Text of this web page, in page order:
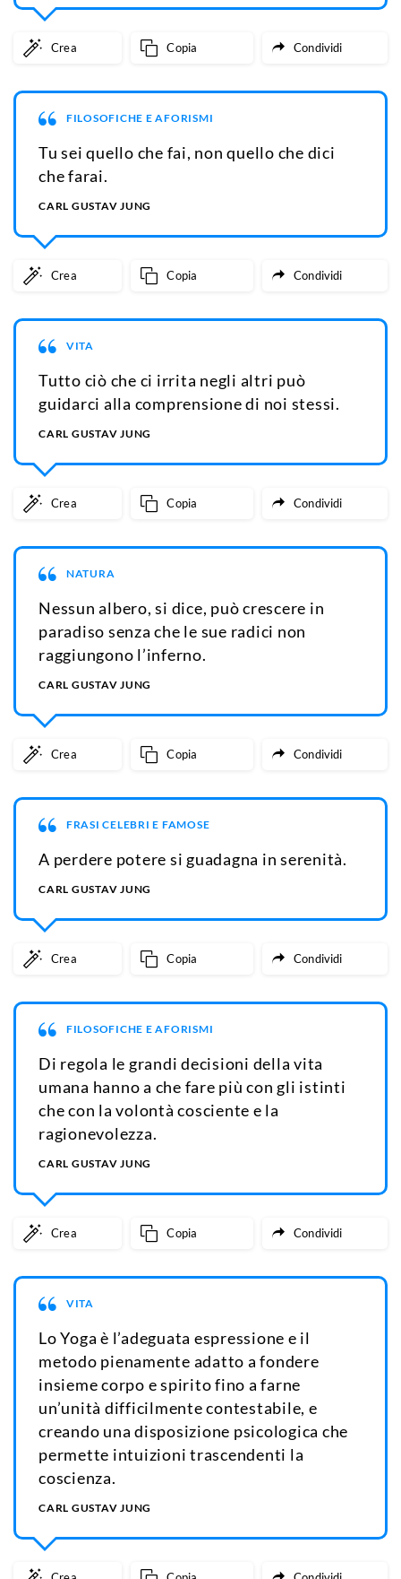
Crea Copia Condividi
FILOSOFICHE E AFORISMI
Tu sei quello che fai, non quello che dici
che farai.
CARL GUSTAV JUNG
Crea Copia Condividi
VITA
Tutto ciò che ci irrita negli altri può
guidarci alla comprensione di noi stessi.
CARL GUSTAV JUNG
Crea Copia Condividi
NATURA
Nessun albero, si dice, può crescere in
paradiso senza che le sue radici non
raggiungono l’inferno.
CARL GUSTAV JUNG
Crea Copia Condividi
FRASI CELEBRI E FAMOSE
A perdere potere si guadagna in serenità.
CARL GUSTAV JUNG
Crea Copia Condividi
FILOSOFICHE E AFORISMI
Di regola le grandi decisioni della vita
umana hanno a che fare più con gli istinti
che con la volontà cosciente e la
ragionevolezza.
CARL GUSTAV JUNG
Crea Copia Condividi
VITA
Lo Yoga è l’adeguata espressione e il
metodo pienamente adatto a fondere
insieme corpo e spirito fino a farne
un’unità difficilmente contestabile, e
creando una disposizione psicologica che
permette intuizioni trascendenti la
coscienza.
CARL GUSTAV JUNG